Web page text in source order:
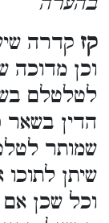
קז קדרה
וכן מדוכה
לטלטלם
הדין בשאר
שמותר
שיתן
וכל שכן